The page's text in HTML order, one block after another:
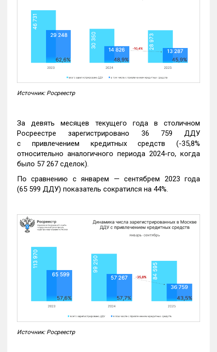
Источник: Росреестр
За девять месяцев текущего года в столичном
Росреестре зарегистрировано 36 759 ДДУ
с привлечением кредитных средств (-35,8%
относительно аналогичного периода 2024-го, когда
было 57 267 сделок).
По сравнению с январем — сентябрем 2023 года
(65 599 ДДУ) показатель сократился на 44%.
Источник: Росреестр